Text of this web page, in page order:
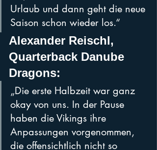
Urlaub und dann geht die neue
Saison schon wieder los.“
Alexander Reischl,
Quarterback Danube
Dragons:
„Die erste Halbzeit war ganz
okay von uns. In der Pause
haben die Vikings ihre
Anpassungen vorgenommen,
die offensichtlich nicht so